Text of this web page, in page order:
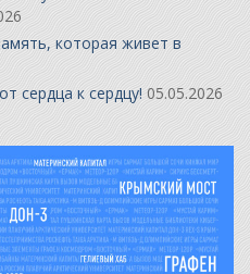
которая живет в
сердца к сердцу! 05.05.2026